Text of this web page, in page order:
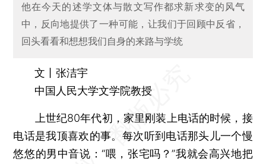
他在今天的述学文体与散文写作都求新求变的风气
中，反向地提供了一种可能，让我们于回顾中反省，
回头看看和想想我们自身的来路与学统
文丨张洁宇
中国人民大学文学院教授
上世纪80年代初，家里刚装上电话的时候，接
电话是我顶喜欢的事。每次听到电话那头儿一个慢
悠悠的男中音说：“喂，张宅吗？”我就会高兴地把